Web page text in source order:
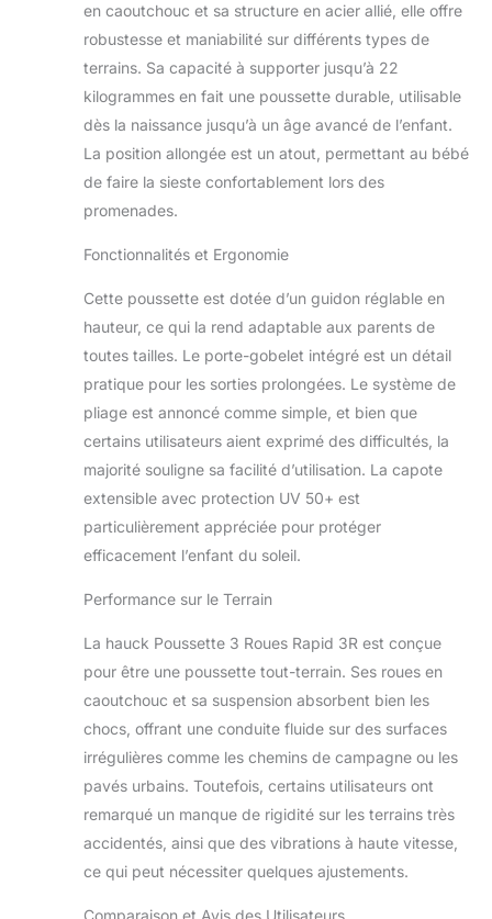
et se range
facilement à la
maison ou dans la
voiture ; avec porte-
gobelet et grand
panier Sécurité
maximale :
Poussette
avec fermeture
éclair, protection
solaire UPF 50+ et
fenêtre en maille
pour une bonne
circulation de l’air
Position Allongée
Confortable : Pour
les siestes, le
dossier (119° - 172°)
et le repose-pieds
sont réglables à plat
de confort à tout
Guidon Réglable en
Hauteur : Poussette
hauck 3 roues
adaptée à toutes
les tailles grâce au
guidon inclinable
positions (75 à 110
cm) pour un
confort de conduite
personnalisé
en caoutchouc et sa structure en acier allié, elle offre
robustesse et maniabilité sur différents types de
terrains. Sa capacité à supporter jusqu’à 22
kilogrammes en fait une poussette durable, utilisable
dès la naissance jusqu’à un âge avancé de l’enfant.
La position allongée est un atout, permettant au bébé
de faire la sieste confortablement lors des
promenades.
Fonctionnalités et Ergonomie
Cette poussette est dotée d’un guidon réglable en
hauteur, ce qui la rend adaptable aux parents de
toutes tailles. Le porte-gobelet intégré est un détail
pratique pour les sorties prolongées. Le système de
pliage est annoncé comme simple, et bien que
certains utilisateurs aient exprimé des difficultés, la
majorité souligne sa facilité d’utilisation. La capote
extensible avec protection UV 50+ est
particulièrement appréciée pour protéger
efficacement l’enfant du soleil.
Performance sur le Terrain
La hauck Poussette 3 Roues Rapid 3R est conçue
pour être une poussette tout-terrain. Ses roues en
caoutchouc et sa suspension absorbent bien les
chocs, offrant une conduite fluide sur des surfaces
irrégulières comme les chemins de campagne ou les
pavés urbains. Toutefois, certains utilisateurs ont
remarqué un manque de rigidité sur les terrains très
accidentés, ainsi que des vibrations à haute vitesse,
ce qui peut nécessiter quelques ajustements.
Comparaison et Avis des Utilisateurs